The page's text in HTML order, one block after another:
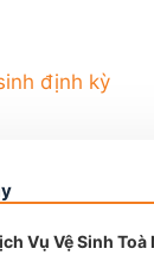
định kỳ
Vụ Vệ Sinh Toà